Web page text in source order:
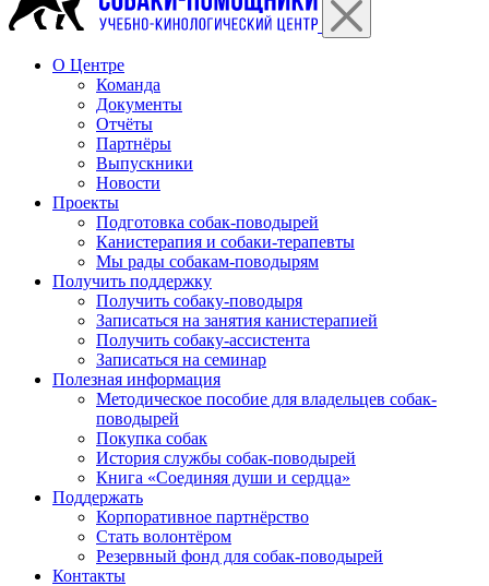
О Центре
Команда
Документы
Отчёты
Партнёры
Выпускники
Новости
Проекты
Подготовка собак-поводырей
Канистерапия и собаки-терапевты
Мы рады собакам-поводырям
Получить поддержку
Получить собаку-поводыря
Записаться на занятия канистерапией
Получить собаку-ассистента
Записаться на семинар
Полезная информация
Методическое пособие для владельцев собак-
поводырей
Покупка собак
История службы собак-поводырей
Книга «Соединяя души и сердца»
Поддержать
Корпоративное партнёрство
Стать волонтёром
Резервный фонд для собак-поводырей
Контакты